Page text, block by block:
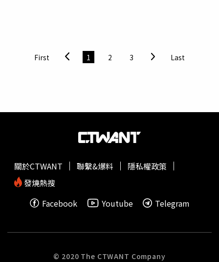
據點及建置充電設施的雙軌並行，台灣福斯集團將推行「充
電共享計畫」，提供集團品牌的電動車車主皆可至4品牌通
大品牌「Audi、Volkswagen、Škoda及福斯商旅」線下及
僅與第二名的本田相差355輛，且創下豪華車市場單一品牌
年度最高銷售紀錄，也就是說Toyota和Lexus全年合計登錄
台的成績排在第五名。第六名為三陽工業（2206）旗下南
高成長的氣勢，全年度新車銷售達到歷史新高22,169台，市
占率4.7%寫下品牌代理以來最高紀錄，也首次榮登第四大
22,169台，在路上能見度相當高。（圖／南陽實業提供）現
代汽車表示，近3年先後國產化導入Venue都會休旅，以及
化組合，還有全新Custin七人座家旅及Tucson L Turbo
動力與21.1km/L油耗，帶動銷售淨成長54%。此外， 現代
First 1 2 3 Last
關於CTWANT 聯繫&爆料
隱私權政策
發燒熱搜
Facebook
Youtube Telegram
© 2020 The CTWANT Company